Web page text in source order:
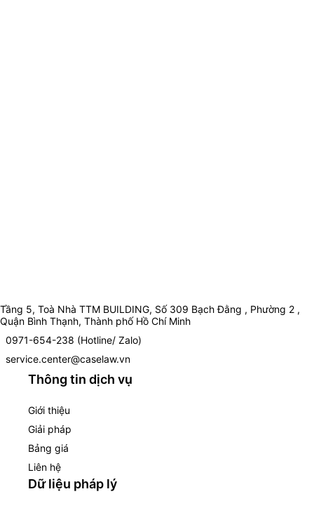
Tầng 5, Toà Nhà TTM BUILDING, Số 309 Bạch Đằng , Phường 2 ,
Quận Bình Thạnh, Thành phố Hồ Chí Minh
0971-654-238 (Hotline/ Zalo)
service.center@caselaw.vn
Thông tin dịch vụ
Giới thiệu
Giải pháp
Bảng giá
Liên hệ
Dữ liệu pháp lý